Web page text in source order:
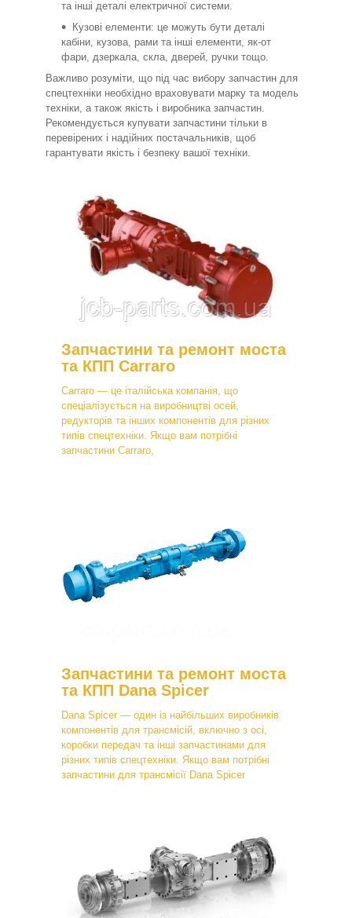
та інші деталі електричної системи.
Кузові елементи: це можуть бути деталі
кабіни, кузова, рами та інші елементи, як-от
фари, дзеркала, скла, дверей, ручки тощо.
Важливо розуміти, що під час вибору запчастин для
спецтехніки необхідно враховувати марку та модель
техніки, а також якість і виробника запчастин.
Рекомендується купувати запчастини тільки в
перевірених і надійних постачальників, щоб
гарантувати якість і безпеку вашої техніки.
Запчастини та ремонт моста
та КПП Carraro
Carraro — це італійська компанія, що
спеціалізується на виробництві осей,
редукторів та інших компонентів для різних
типів спецтехніки. Якщо вам потрібні
запчастини Carraro,
Запчастини та ремонт моста
та КПП Dana Spicer
Dana Spicer — один із найбільших виробників
компонентів для трансмісій, включно з осі,
коробки передач та інші запчастинами для
різних типів спецтехніки. Якщо вам потрібні
запчастини для трансмісії Dana Spicer